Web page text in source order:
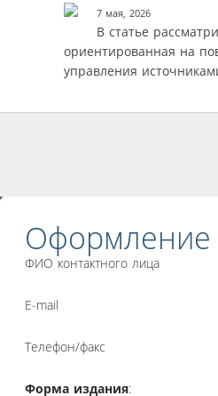
7 мая, 2026
В статье
ориентированная на
управления
Оформление
ФИО контактного лица
E-mail
Телефон/факс
Форма издания: